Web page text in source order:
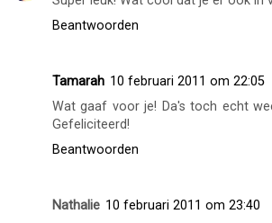
Marijke 10 februari 2011 om 21:50
Superleuk artikel! Proficiat!! :-)
PinkFairy
10 februari 2011 om 21:52
Super leuk! Wat cool dat je er ook in